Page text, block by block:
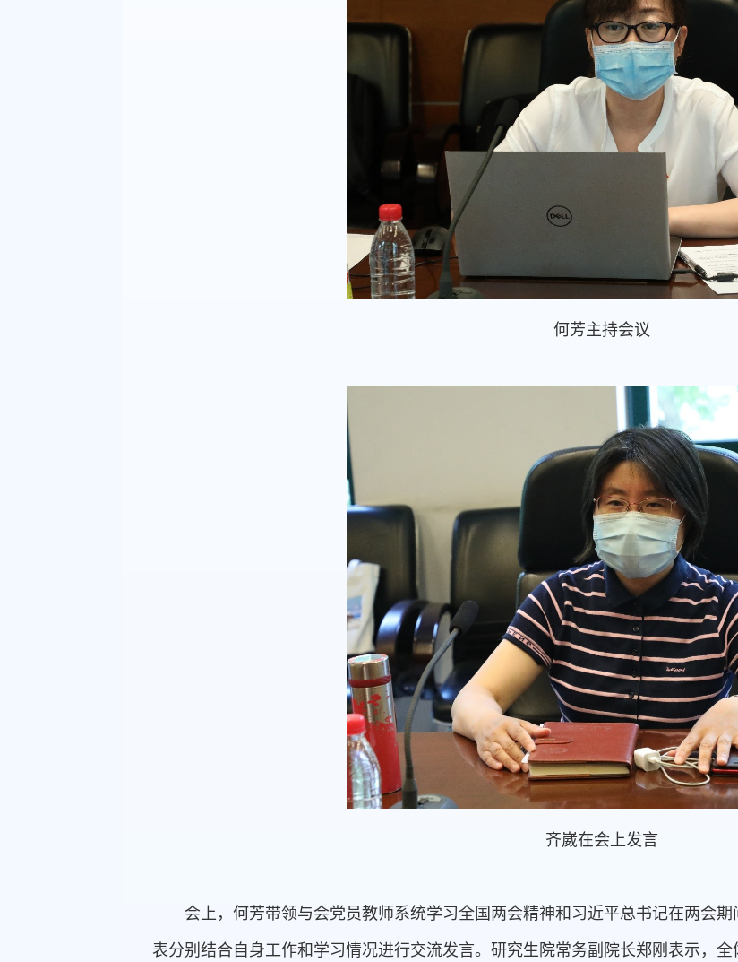
何芳主持会议
齐崴在会上发言
会上，何芳带领与会党员教师系统学习全国两会精神和习近平总书记在两会
表分别结合自身工作和学习情况进行交流发言。研究生院常务副院长郑刚表示，全